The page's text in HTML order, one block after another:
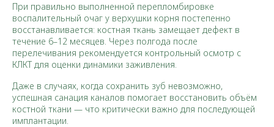
При правильно выполненной перепломбировке
воспалительный очаг у верхушки корня постепенно
восстанавливается: костная ткань замещает дефект в
течение 6–12 месяцев. Через полгода после
перелечивания рекомендуется контрольный осмотр с
КЛКТ для оценки динамики заживления.​
Даже в случаях, когда сохранить зуб невозможно,
успешная санация каналов помогает восстановить объём
костной ткани — что критически важно для последующей
имплантации.